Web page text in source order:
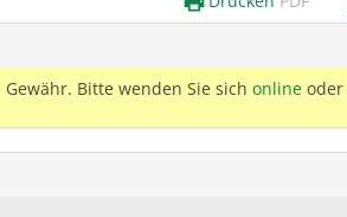
Bitte wenden Sie sich onlineoder